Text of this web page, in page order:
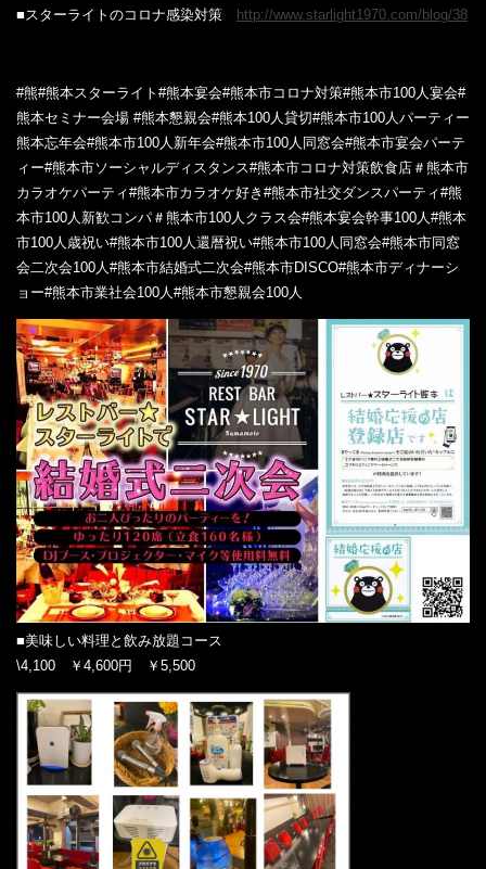
■スターライトのコロナ感染対策 http://www.starlight1970.com/blog/38
#熊#熊本スターライト‎#熊本宴会‎#熊本市コロナ対策‎#熊本市100人宴会#
熊本セミナー会場‎ #熊本懇親会‎‎#熊本100人貸切‎#熊本市100人パーティー
熊本忘年会‎#熊本市100人新年会‎#熊本市100人同窓会‎#熊本市宴会パーテ
ィー‎#熊本市ソーシャルディスタンス#熊本市コロナ対策飲食店＃熊本市
カラオケパーティ#熊本市カラオケ好き#熊本市社交ダンスパーティ#熊
本市100人新歓コンパ＃熊本市100人クラス会#熊本宴会幹事100人#熊本
市100人歳祝い#熊本市100人還暦祝い#熊本市100人同窓会#熊本市同窓
会二次会100人#熊本市結婚式二次会#熊本市DISCO#熊本市ディナーシ
ョー#熊本市業社会100人#熊本市懇親会100人
■美味しい料理と飲み放題コース
\4,100 ￥4,600円 ￥5,500